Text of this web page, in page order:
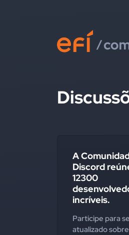
A
Discord
12300
incríveis.
Participe para
atualizado